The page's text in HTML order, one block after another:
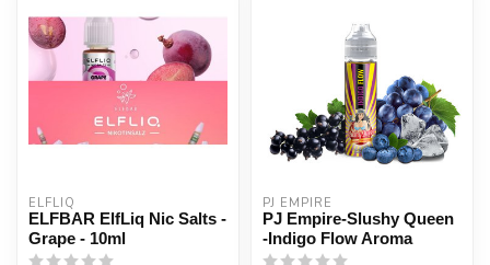
ELFLIQ
ELFBAR ElfLiq Nic Salts -
Grape - 10ml
PJ EMPIRE
PJ Empire-Slushy Queen
-Indigo Flow Aroma